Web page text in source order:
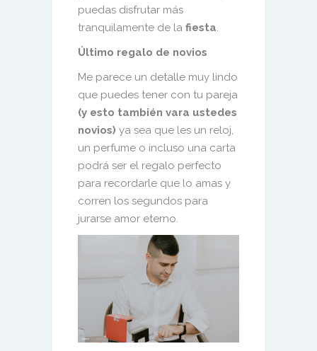
puedas disfrutar más
tranquilamente de la fiesta.
Último regalo de novios
Me parece un detalle muy lindo
que puedes tener con tu pareja
(y esto también vara ustedes
novios) ya sea que les un reloj,
un perfume o incluso una carta
podrá ser el regalo perfecto
para recordarle que lo amas y
corren los segundos para
jurarse amor eterno.